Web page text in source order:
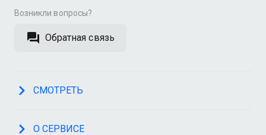
Возникли вопросы?
Обратная связь
СМОТРЕТЬ
О СЕРВИСЕ